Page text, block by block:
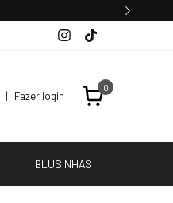
| Fazer login
0
BLUSINHAS